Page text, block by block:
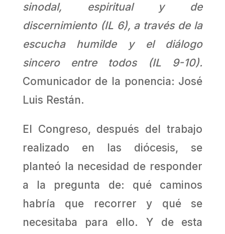
sinodal, espiritual y de
discernimiento (IL 6), a través de la
escucha humilde y el diálogo
sincero entre todos (IL 9-10).
Comunicador de la ponencia: José
Luis Restán.
El Congreso, después del trabajo
realizado en las diócesis, se
planteó la necesidad de responder
a la pregunta de: qué caminos
habría que recorrer y qué se
necesitaba para ello. Y de esta